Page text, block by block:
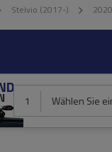
Stelvio (2017-) 2020
1 Wählen Sie